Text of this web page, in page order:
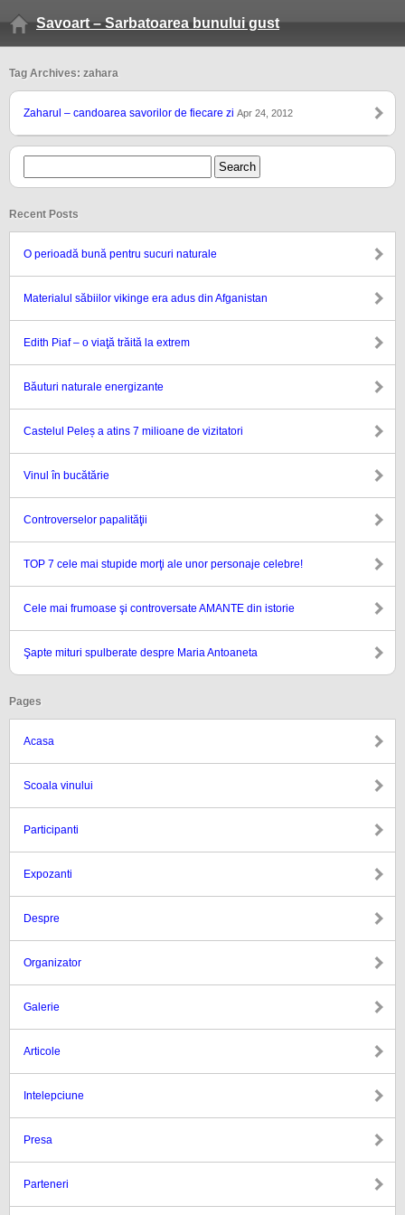
Savoart – Sarbatoarea bunului gust
Tag Archives: zahara
Zaharul – candoarea savorilor de fiecare zi Apr 24, 2012
Recent Posts
O perioadă bună pentru sucuri naturale
Materialul săbiilor vikinge era adus din Afganistan
Edith Piaf – o viaţă trăită la extrem
Băuturi naturale energizante
Castelul Peleș a atins 7 milioane de vizitatori
Vinul în bucătărie
Controverselor papalităţii
TOP 7 cele mai stupide morţi ale unor personaje celebre!
Cele mai frumoase şi controversate AMANTE din istorie
Şapte mituri spulberate despre Maria Antoaneta
Pages
Acasa
Scoala vinului
Participanti
Expozanti
Despre
Organizator
Galerie
Articole
Intelepciune
Presa
Parteneri